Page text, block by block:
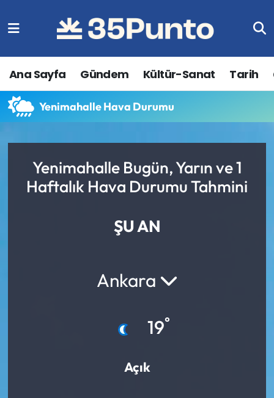
Ana Sayfa Gündem Kültür-Sanat Tarih
Yenimahalle Hava Durumu
Yenimahalle Bugün, Yarın ve 1
Haftalık Hava Durumu Tahmini
ŞU AN
Ankara
19°
Açık